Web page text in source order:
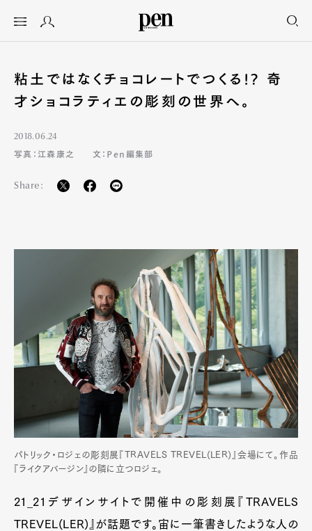
粘土ではなくチョコレートでつくる!? 奇
才ショコラティエの彫刻の世界へ。
2018.06.24
写真：江森康之
文：Pen編集部
Share:
パトリック・ロジェの彫刻展『TRAVELS TREVEL(LER)』会場にて。作品
『ライクアバージン』の隣に立つロジェ。
21_21デザインサイトで開催中の彫刻展『TRAVELS
TREVEL(LER)』が話題です。宙に一筆書きしたような人の